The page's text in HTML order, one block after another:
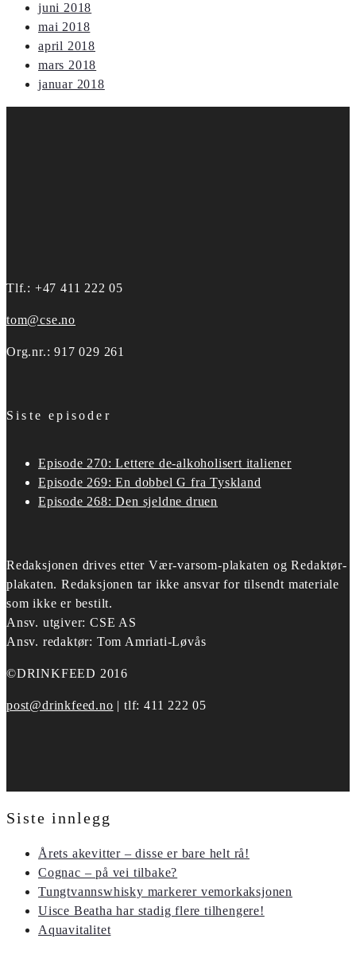
juni 2018
mai 2018
april 2018
mars 2018
januar 2018
Tlf.: +47 411 222 05
tom@cse.no
Org.nr.: 917 029 261
Siste episoder
Episode 270: Lettere de-alkoholisert italiener
Episode 269: En dobbel G fra Tyskland
Episode 268: Den sjeldne druen
Redaksjonen drives etter Vær-varsom-plakaten og Redaktør-
plakaten. Redaksjonen tar ikke ansvar for tilsendt materiale
som ikke er bestilt.
Ansv. utgiver: CSE AS
Ansv. redaktør: Tom Amriati-Løvås
©DRINKFEED 2016
post@drinkfeed.no | tlf: 411 222 05
Siste innlegg
Årets akevitter – disse er bare helt rå!
Cognac – på vei tilbake?
Tungtvannswhisky markerer vemorkaksjonen
Uisce Beatha har stadig flere tilhengere!
Aquavitalitet